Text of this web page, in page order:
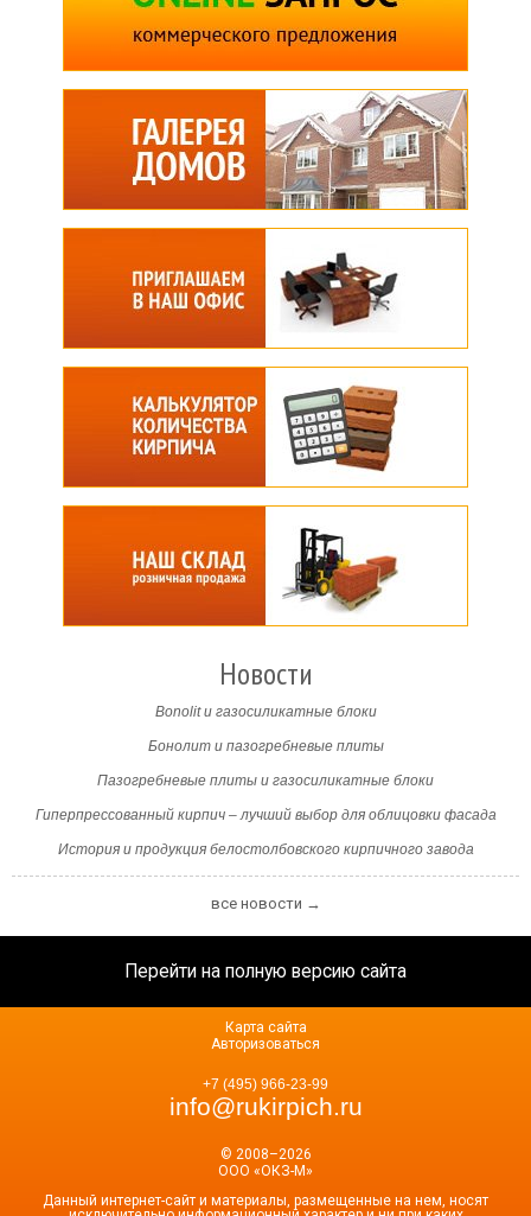
Новости
Bonolit и газосиликатные блоки
Бонолит и пазогребневые плиты
Пазогребневые плиты и газосиликатные блоки
Гиперпрессованный кирпич – лучший выбор для облицовки фасада
История и продукция белостолбовского кирпичного завода
все новости →
Перейти на полную версию сайта
© 2008–2026
ООО «ОКЗ-М»
Данный интернет-сайт и материалы, размещенные на нем, носят
+7 (495) 966-23-99
info@rukirpich.ru
Карта сайта
Авторизоваться